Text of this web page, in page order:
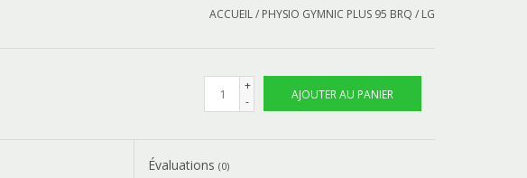
ACCUEIL/ PHYSIO GYMNIC PLUS 95 BRQ / LG
+
-
AJOUTER AU PANIER
Évaluations(0)